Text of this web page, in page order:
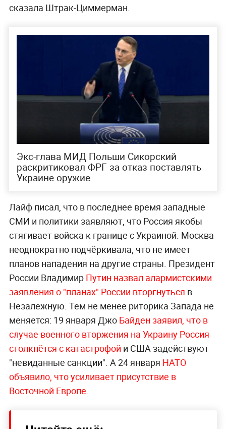
сказала Штрак-Циммерман.
Экс-глава МИД Польши Сикорский
раскритиковал ФРГ за отказ поставлять
Украине оружие
Лайф писал, что в последнее время западные
СМИ и политики заявляют, что Россия якобы
стягивает войска к границе с Украиной. Москва
неоднократно подчёркивала, что не имеет
планов нападения на другие страны. Президент
России Владимир Путин назвал алармистскими
заявления о "планах" России вторгнуться в
Незалежную. Тем не менее риторика Запада не
меняется: 19 января Джо Байден заявил, что в
случае военного вторжения на Украину Россия
столкнётся с катастрофой и США задействуют
"невиданные санкции". А 24 января НАТО
объявило, что усиливает присутствие в
Восточной Европе.